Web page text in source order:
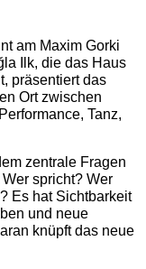
am Maxim Gorki
Ilk, die das Haus
präsentiert das
Ort zwischen
Tanz,
zentrale Fragen
spricht? Wer
Es hat Sichtbarkeit
und neue
knüpft das neue